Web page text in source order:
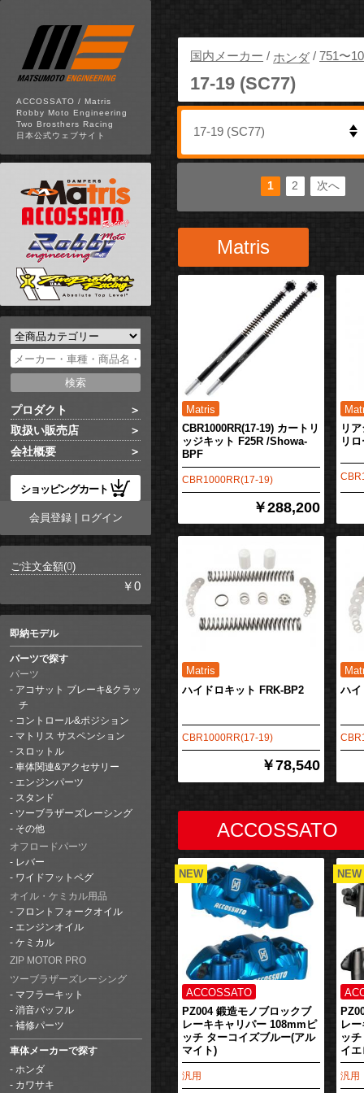
ACCOSSATO / Matris
Robby Moto Engineering
Two Brosthers Racing
日本公式ウェブサイト
プロダクト
取扱い販売店
会社概要
ショッピングカート
会員登録| ログイン
ご注文金額(0)
￥0
即納モデル
パーツで探す
パーツ
アコサット ブレーキ&クラッ
チ
コントロール&ポジション
マトリス サスペンション
スロットル
車体関連&アクセサリー
エンジンパーツ
スタンド
ツーブラザーズレーシング
その他
オフロードパーツ
レバー
ワイドフットペグ
オイル・ケミカル用品
フロントフォークオイル
エンジンオイル
ケミカル
ZIP MOTOR PRO
ツーブラザーズレーシング
マフラーキット
消音バッフル
補修パーツ
車体メーカーで探す
ホンダ
カワサキ
国内メーカー / ホンダ /751〜
17-19 (SC77)
1 2 次へ
CBR1000RR(17-19) カートリ
ッジキット F25R /Showa-
BPF
CBR1000RR(17-19)
￥288,200
リ
リ
ハイドロキット FRK-BP2
CBR1000RR(17-19)
￥78,540
ハイ
PZ004 鍛造モノブロックブ
レーキキャリパー 108mmピ
ッチ ターコイズブルー(アル
マイト)
汎用
レ
ッ
イ
汎用